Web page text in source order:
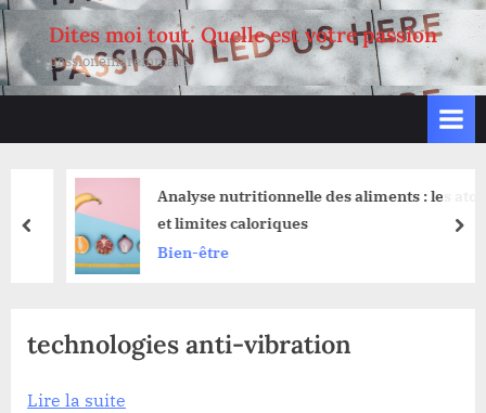
Skip
to
content
Dites moi tout. Quelle est votre passion
passionemaremma.it
Analyse nutritionnelle des aliments : les atouts
et limites caloriques
Bien-être
prev
technologies anti-vibration
Lire la suite